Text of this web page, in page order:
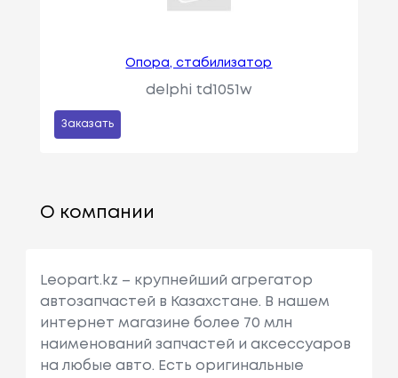
Опора, стабилизатор
delphi td1051w
Заказать
О компании
Leopart.kz – крупнейший агрегатор
автозапчастей в Казахстане. В нашем
интернет магазине более 70 млн
наименований запчастей и аксессуаров
на любые авто. Есть оригинальные